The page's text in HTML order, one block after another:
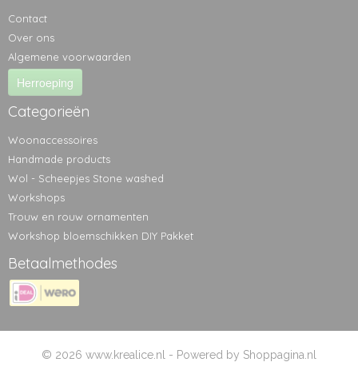
Contact
Over ons
Algemene voorwaarden
Herroeping
Categorieën
Woonaccessoires
Handmade products
Wol - Scheepjes Stone washed
Workshops
Trouw en rouw ornamenten
Workshop bloemschikken DIY Pakket
Betaalmethodes
© 2026 www.krealice.nl - Powered by Shoppagina.nl